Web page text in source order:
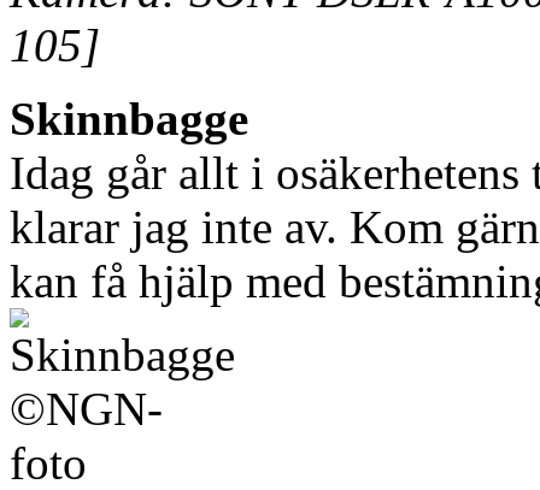
105]
Skinnbagge
Idag går allt i osäkerhetens
klarar jag inte av. Kom
kan få hjälp med